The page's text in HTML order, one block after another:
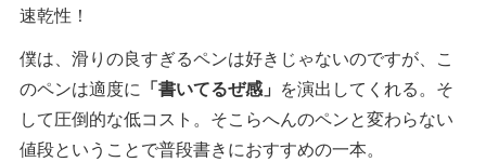
速乾性！
僕は、滑りの良すぎるペンは好きじゃないのですが、こ
のペンは適度に 「書いてるぜ感」 を演出してくれる。そ
して圧倒的な低コスト。そこらへんのペンと変わらない
値段ということで普段書きにおすすめの一本。